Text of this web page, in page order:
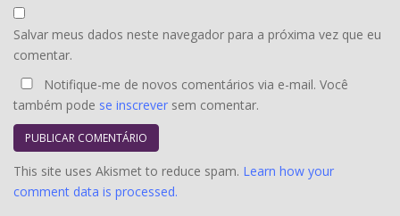
Salvar meus dados neste navegador para a próxima vez que eu
comentar.
Notifique-me de novos comentários via e-mail. Você
também pode se inscrever sem comentar.
This site uses Akismet to reduce spam. Learn how your
comment data is processed.